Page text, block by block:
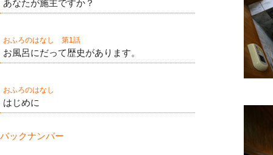
あなたが施主ですか？
おふろのはなし 第1話
お風呂にだって歴史があります。
おふろのはなし
はじめに
バックナンバー